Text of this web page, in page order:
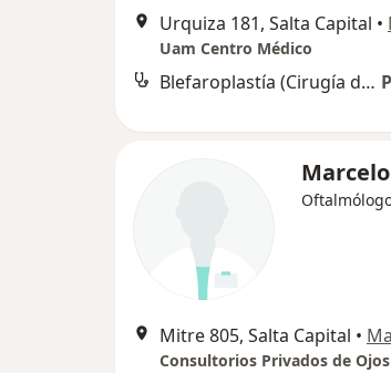
Urquiza 181, Salta Capital •
Uam Centro Médico
Blefaroplastía (Cirugía de los párpados)
Mitre 805, Salta Capital •
Consultorios Privados de